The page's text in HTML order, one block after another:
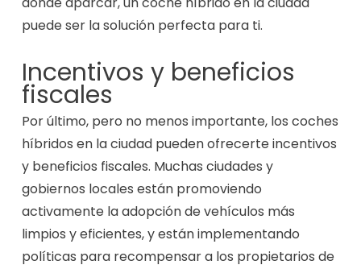
puede ser la solución perfecta para ti.
Incentivos y beneficios
fiscales
Por último, pero no menos importante, los coches
híbridos en la ciudad pueden ofrecerte incentivos
y beneficios fiscales. Muchas ciudades y
gobiernos locales están promoviendo
activamente la adopción de vehículos más
limpios y eficientes, y están implementando
políticas para recompensar a los propietarios de